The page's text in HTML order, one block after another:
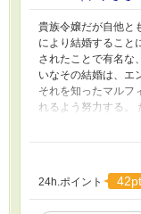
貴族令嬢だが自他と
により結婚すること
されたことで有名な
いなその結婚は、エ
それを知ったマルフ
れるよう努力する。
的に冷たくあしらっ
を返したように優し
仕打ちを、忘れるこ
24h.ポイント
42pt